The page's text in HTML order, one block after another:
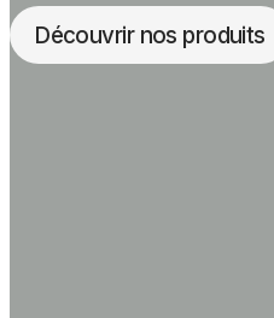
Découvrir nos produits